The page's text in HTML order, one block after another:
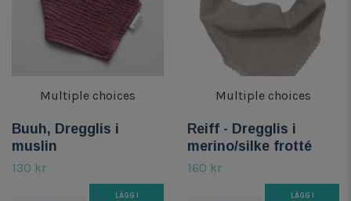
Multiple choices
Buuh, Dregglis i
muslin
130 kr
LÄGG I
Multiple choices
Reiff - Dregglis i
merino/silke frotté
160 kr
LÄGG I